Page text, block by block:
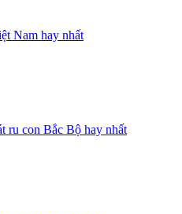
Nam hay nhất
ru con Bắc Bộ hay nhất